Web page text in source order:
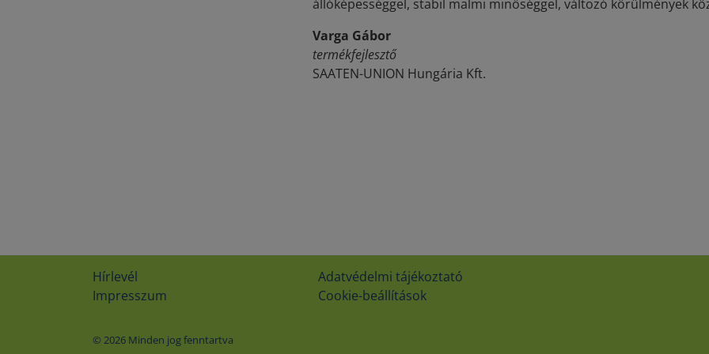
állóképességgel, stabil malmi minőséggel, változó körülmények
Varga Gábor
termékfejlesztő
SAATEN-UNION Hungária Kft.
Hírlevél
Impresszum
Adatvédelmi tájékoztató
Cookie-beállítások
© 2026 Minden jog fenntartva